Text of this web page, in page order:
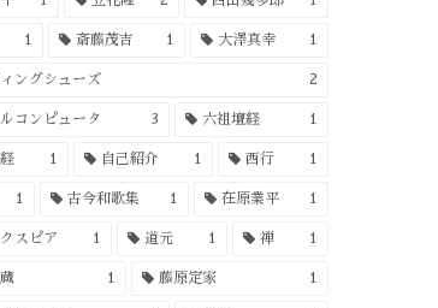
1 斎藤茂吉 1 大澤真幸 1
ングシューズ 2
コンピュータ 3 六祖壇経 1
1 自己紹介 1 西行 1
1 古今和歌集 1 在原業平 1
スピア 1 道元 1 禅 1
1 藤原定家 1